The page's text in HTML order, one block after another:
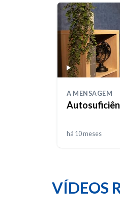
A MENSAGEM
há 10 meses
VÍDEOS